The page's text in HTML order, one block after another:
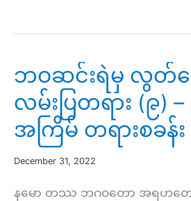
(၃)
သဗ္ဗညုတဉာဏ်
ပညာ
ကွန်ရက်
ဒေသနာ
ဘဝဆင်းရဲမှ လွတ်မ
လမ်းပြတရား (၉)
အကြိမ် တရားစခန်း
December 31, 2022
နမော တဿ ဘဂဝတော အရဟတော